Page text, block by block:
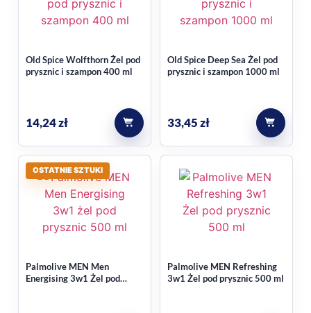
testowana dermatologicznie i jest odpowiednia także dla
skóry wrażliwej.
Jeśli szukasz innych produktów do codziennej pielęgnacji
pod prysznicem, sprawdź też kategoriężele pod prysznic.
Old Spice Wolfthorn Żel pod
prysznic i szampon 400 ml
14,24zł
Old Spice Deep Sea Żel pod
prysznic i szampon 1000 ml
33,45zł
OSTATNIE SZTUKI
Palmolive MEN Men
Energising 3w1 Żel pod
Palmolive MEN Refreshing
3w1 Żel pod prysznic 500 ml